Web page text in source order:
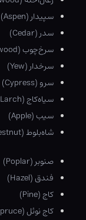
سپیدار (Aspen)
سدر (Cedar)
سرخ‌چوب (Redwood)
سرخدار (Yew)
سرو (Cypress)
سیاه‌کاج (Larch)
سیب (Apple)
شاه‌بلوط (Chestnut)
صنوبر (Poplar)
فندق (Hazel)
کاج (Pine)
کاج نوئل (Spruce)